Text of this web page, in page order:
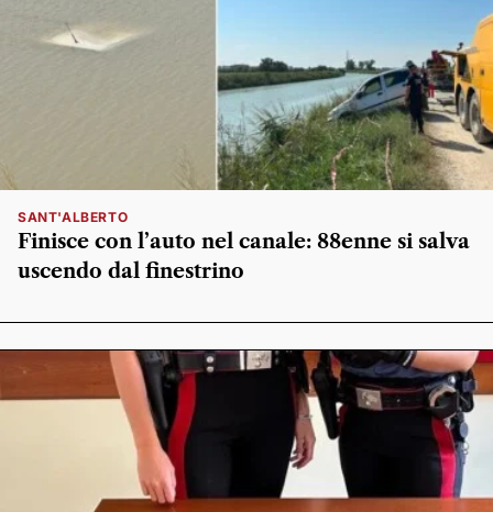
SANT'ALBERTO
Finisce con l’auto nel canale: 88enne si salva
uscendo dal finestrino